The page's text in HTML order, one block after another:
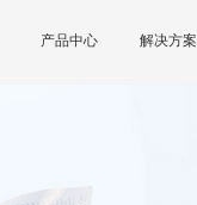
产品中心 解决方案